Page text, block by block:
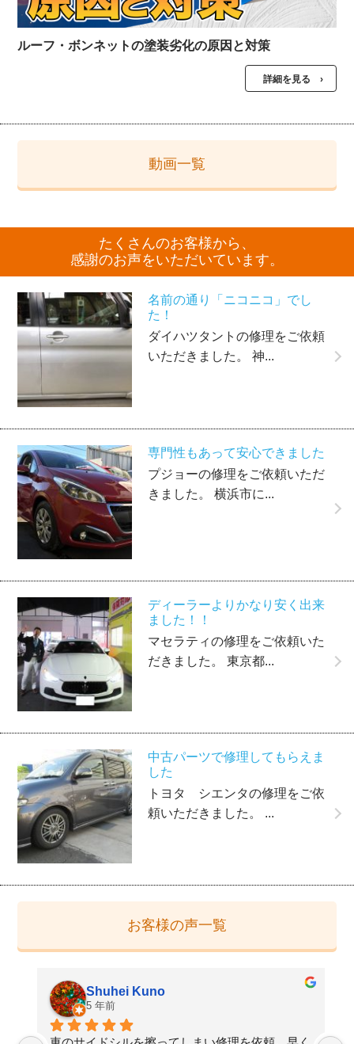
ルーフ・ボンネットの塗装劣化の原因と対策
詳細を見る ›
動画一覧
たくさんのお客様から、
感謝のお声をいただいています。
名前の通り「ニコニコ」でし
た！
ダイハツタントの修理をご依頼
いただきました。 神...
専門性もあって安心できました
プジョーの修理をご依頼いただ
きました。 横浜市に...
ディーラーよりかなり安く出来
ました！！
マセラティの修理をご依頼いた
だきました。 東京都...
中古パーツで修理してもらえま
した
トヨタ シエンタの修理をご依
頼いただきました。 ...
お客様の声一覧
Shuhei Kuno
5 年前